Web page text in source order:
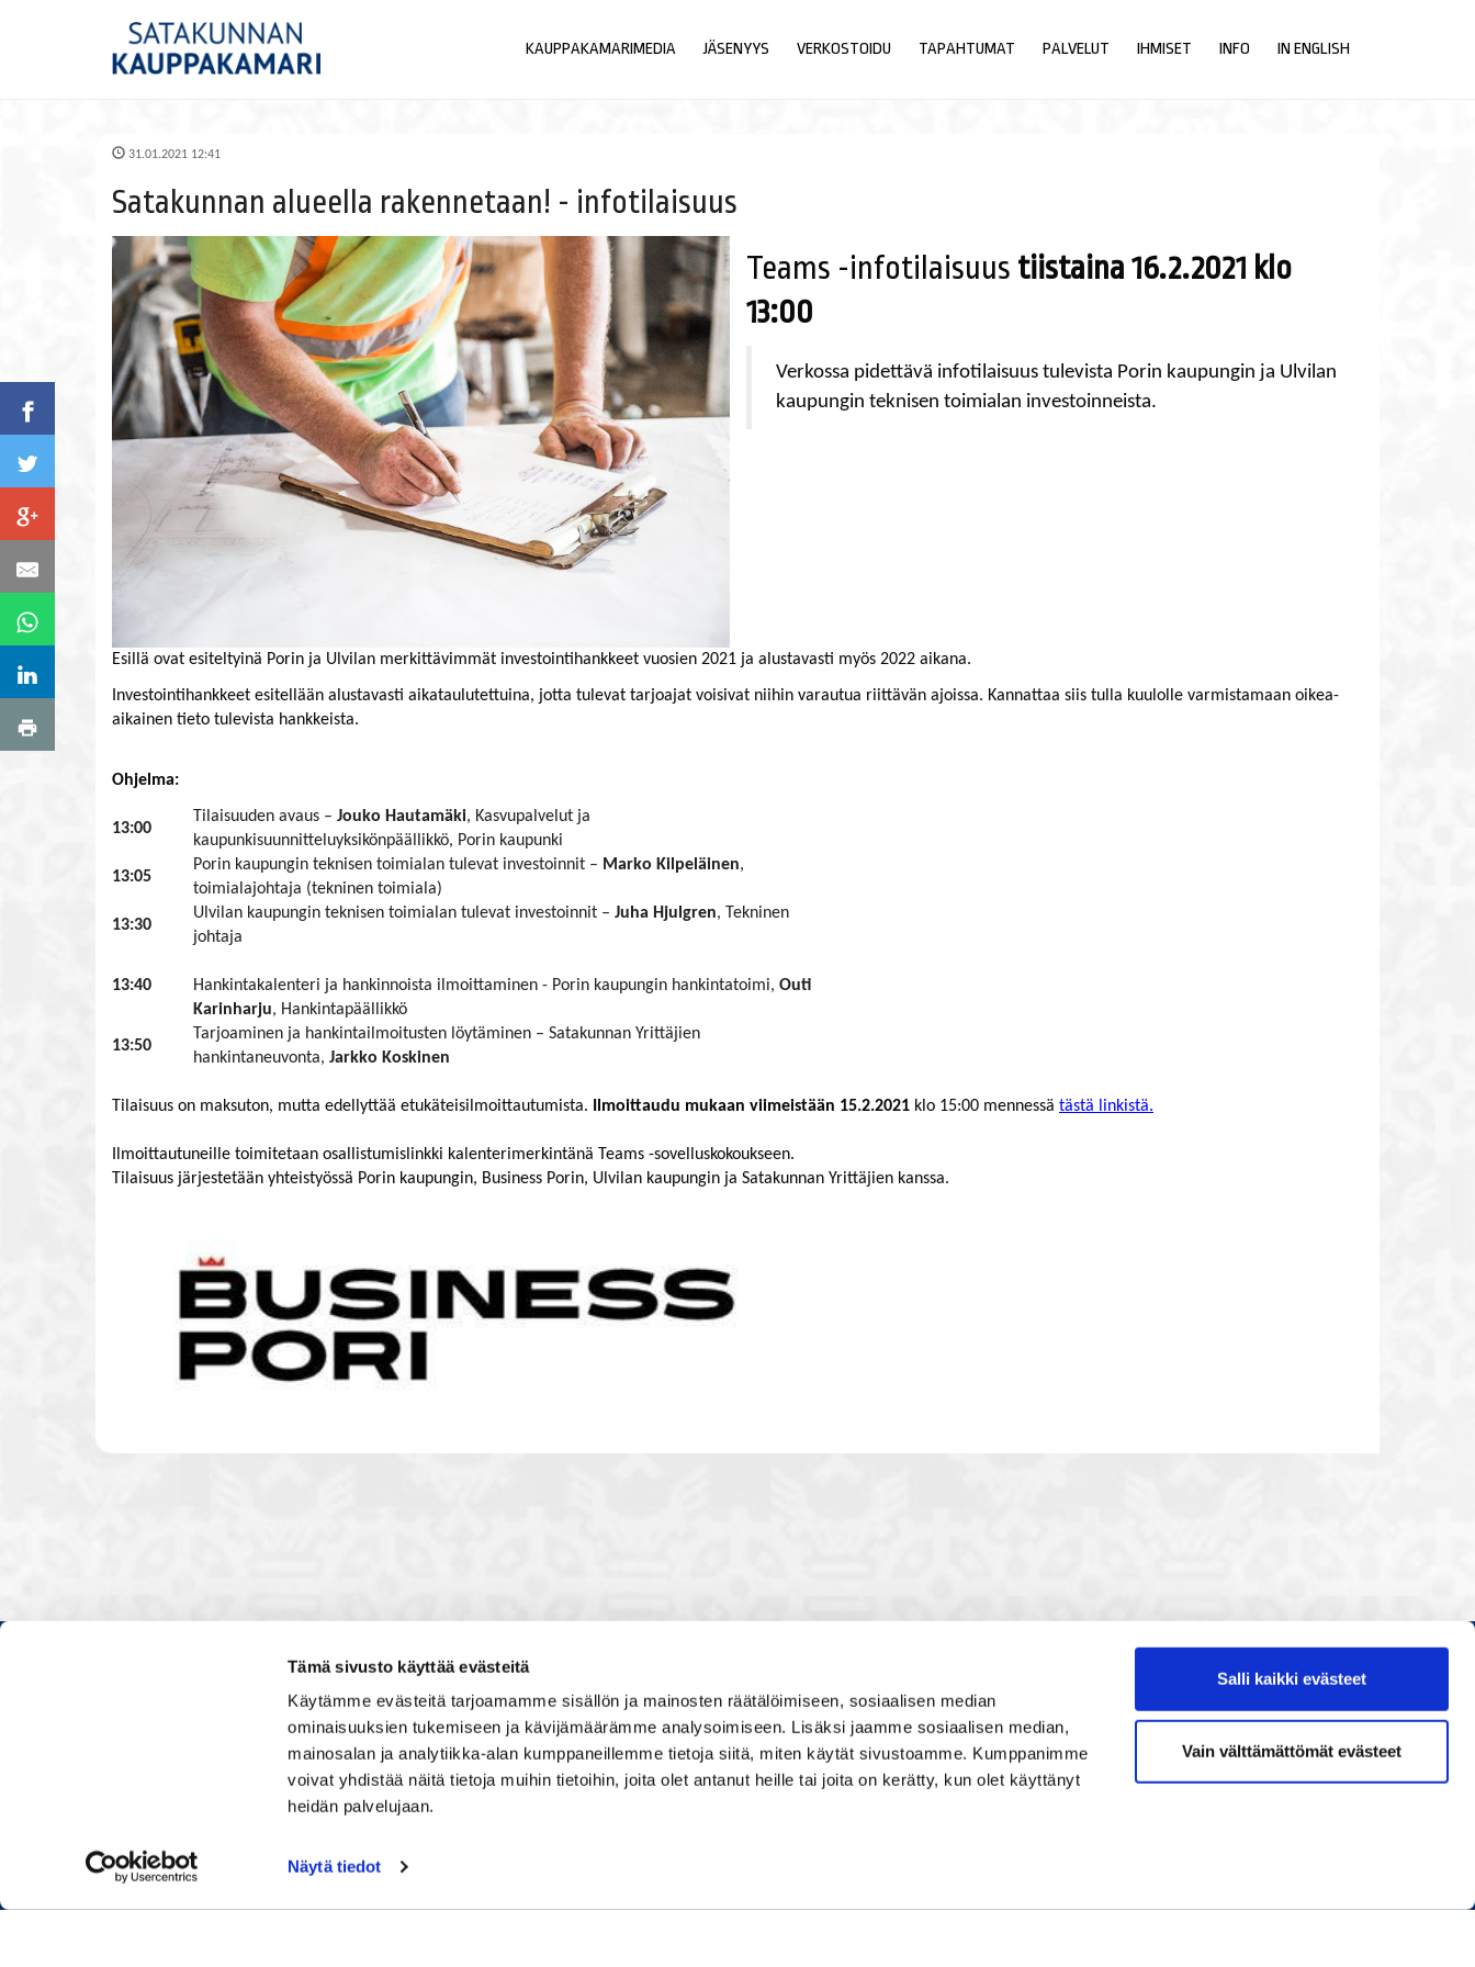
Tämä sivusto käyttää evästeitä
Käytämme evästeitä tarjoamamme sisällön ja mainosten räätälöimiseen, sosiaalisen median
ominaisuuksien tukemiseen ja kävijämäärämme analysoimiseen. Lisäksi jaamme sosiaalisen median,
mainosalan ja analytiikka-alan kumppaneillemme tietoja siitä, miten käytät sivustoamme. Kumppanimme
voivat yhdistää näitä tietoja muihin tietoihin, joita olet antanut heille tai joita on kerätty, kun olet käyttänyt
heidän palvelujaan.
Näytä tiedot
Salli kaikki evästeet
Vain välttämättömät evästeet
KAUPPAKAMARIMEDIA JÄSENYYS VERKOSTOIDU TAPAHTUMAT PALVELUT IHMISET INFO IN ENGLISH
31.01.2021 12:41
Satakunnan alueella rakennetaan! - infotilaisuus
Teams -infotilaisuus tiistaina 16.2.2021 klo
13:00
Verkossa pidettävä infotilaisuus tulevista Porin kaupungin ja Ulvilan
kaupungin teknisen toimialan investoinneista.
Esillä ovat esiteltyinä Porin ja Ulvilan merkittävimmät investointihankkeet vuosien 2021 ja alustavasti myös 2022 aikana.
Investointihankkeet esitellään alustavasti aikataulutettuina, jotta tulevat tarjoajat voisivat niihin varautua riittävän ajoissa. Kannattaa siis tulla kuulolle varmistamaan oikea-
aikainen tieto tulevista hankkeista.
Ohjelma:
13:00
Tilaisuuden avaus – Jouko Hautamäki, Kasvupalvelut ja
kaupunkisuunnitteluyksikönpäällikkö, Porin kaupunki
13:05
Porin kaupungin teknisen toimialan tulevat investoinnit – Marko Kilpeläinen,
toimialajohtaja (tekninen toimiala)
13:30
Ulvilan kaupungin teknisen toimialan tulevat investoinnit – Juha Hjulgren, Tekninen
johtaja
13:40 Hankintakalenteri ja hankinnoista ilmoittaminen - Porin kaupungin hankintatoimi, Outi
Karinharju, Hankintapäällikkö
13:50
Tarjoaminen ja hankintailmoitusten löytäminen – Satakunnan Yrittäjien
hankintaneuvonta, Jarkko Koskinen
Tilaisuus on maksuton, mutta edellyttää etukäteisilmoittautumista. Ilmoittaudu mukaan viimeistään 15.2.2021 klo 15:00 mennessä tästä linkistä.
Ilmoittautuneille toimitetaan osallistumislinkki kalenterimerkintänä Teams -sovelluskokoukseen.
Tilaisuus järjestetään yhteistyössä Porin kaupungin, Business Porin, Ulvilan kaupungin ja Satakunnan Yrittäjien kanssa.
luontevasti kollegoidesi kanssa, solmit kiinnostavia kontakteja
ja vaikutat elinkeinoelämän toimintaedellytyksiin yhdessä
muiden yritysjohtajien kanssa. Olet mukana joukossa, joka
uskoo tulevaisuuteen, ajattelee isosti ja kehittää jatkuvasti
osaamistaan.
Valtakatu 6, 28100 Pori
Avoinna ma - pe 8.30 - 15.30.
Painopisteet